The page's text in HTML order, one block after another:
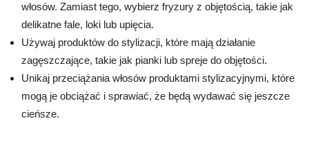
włosów. Zamiast tego, wybierz fryzury z objętością, takie jak
delikatne fale, loki lub upięcia.
Używaj produktów do stylizacji, które mają działanie
zagęszczające, takie jak pianki lub spreje do objętości.
Unikaj przeciążania włosów produktami stylizacyjnymi, które
mogą je obciążać i sprawiać, że będą wydawać się jeszcze
cieńsze.